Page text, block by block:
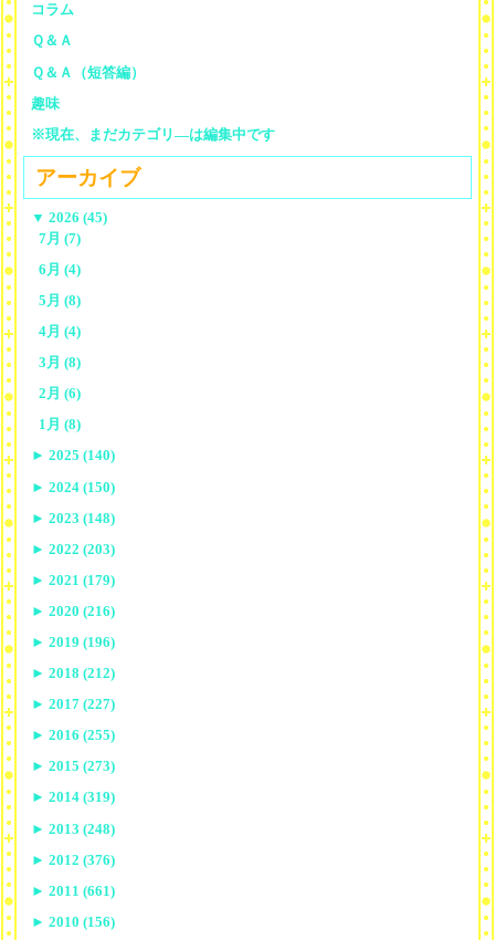
コラム
Ｑ＆Ａ
Ｑ＆Ａ（短答編）
趣味
※現在、まだカテゴリ—は編集中です
アーカイブ
▼ 2026 (45)
7月 (7)
6月 (4)
5月 (8)
4月 (4)
3月 (8)
2月 (6)
1月 (8)
► 2025 (140)
► 2024 (150)
► 2023 (148)
► 2022 (203)
► 2021 (179)
► 2020 (216)
► 2019 (196)
► 2018 (212)
► 2017 (227)
► 2016 (255)
► 2015 (273)
► 2014 (319)
► 2013 (248)
► 2012 (376)
► 2011 (661)
► 2010 (156)